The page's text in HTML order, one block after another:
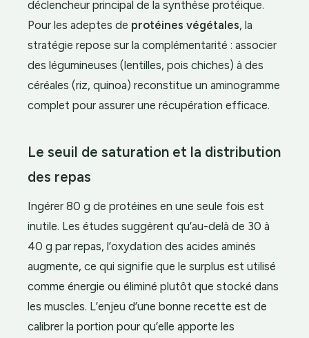
déclencheur principal de la synthèse protéique.
Pour les adeptes de protéines végétales, la
stratégie repose sur la complémentarité : associer
des légumineuses (lentilles, pois chiches) à des
céréales (riz, quinoa) reconstitue un aminogramme
complet pour assurer une récupération efficace.
Le seuil de saturation et la distribution
des repas
Ingérer 80 g de protéines en une seule fois est
inutile. Les études suggèrent qu’au-delà de 30 à
40 g par repas, l’oxydation des acides aminés
augmente, ce qui signifie que le surplus est utilisé
comme énergie ou éliminé plutôt que stocké dans
les muscles. L’enjeu d’une bonne recette est de
calibrer la portion pour qu’elle apporte les